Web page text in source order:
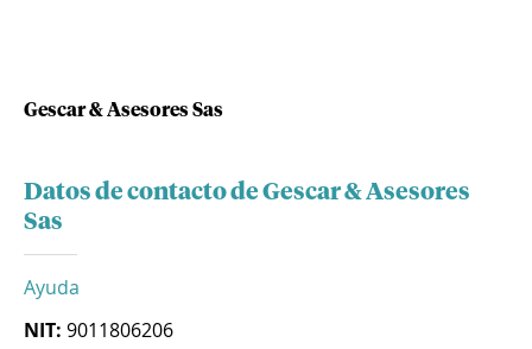
Gescar & Asesores Sas
Datos de contacto de Gescar & Asesores
Sas
Ayuda
NIT: 9011806206